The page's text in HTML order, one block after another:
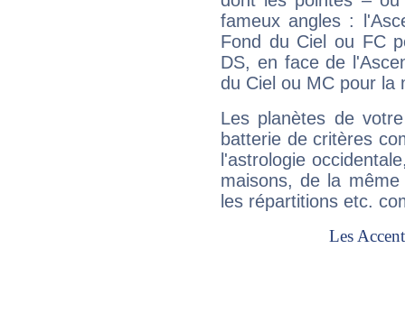
fameux angles :
Fond du Ciel ou FC
DS, en face de
du Ciel ou MC pour la
Les planètes de
batterie de critères
l'astrologie
maisons, de la
les répartitions etc.